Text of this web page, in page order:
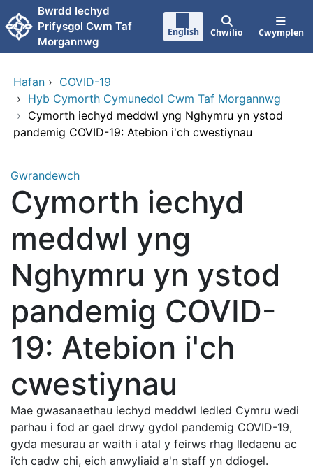
Neidio i'r prif gynnwy
Bwrdd Iechyd
Prifysgol Cwm Taf
Morgannwg
English Chwilio Cwymplen
Hafan › COVID-19
› Hyb Cymorth Cymunedol Cwm Taf Morgannwg
› Cymorth iechyd meddwl yng Nghymru yn ystod
pandemig COVID-19: Atebion i'ch cwestiynau
Gwrandewch
Cymorth iechyd
meddwl yng
Nghymru yn ystod
pandemig COVID-
19: Atebion i'ch
cwestiynau
Mae gwasanaethau iechyd meddwl ledled Cymru wedi
parhau i fod ar gael drwy gydol pandemig COVID-19,
gyda mesurau ar waith i atal y feirws rhag lledaenu ac
i’ch cadw chi, eich anwyliaid a'n staff yn ddiogel.